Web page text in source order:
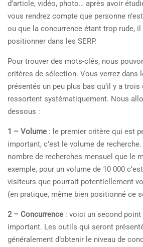
d’article, vidéo, photo… après avoir
vous rendrez compte que personne
ou que la concurrence étant trop rude,
positionner dans les SERP.
Pour trouver des mots-clés, nous
critères de sélection. Vous verrez dans
présentés un peu plus bas qu’il y a
ressortent systématiquement. Nous
dessous :
1 – Volume : le premier critère qui est
important, c’est le volume de
nombre de recherches mensuel que le
exemple, pour un volume de 10 000
visiteurs que pourrait potentiellement
(en pratique, même bien positionné ce
2 – Concurrence : voici un second
important. Les outils qui seront
généralement d’obtenir le niveau de